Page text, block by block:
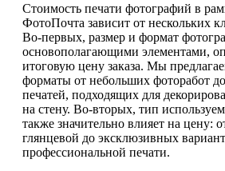
Стоимость печати фотографий в
ФотоПочта зависит от нескольких
Во-первых, размер и формат
основополагающими элементами,
итоговую цену заказа. Мы
форматы от небольших фоторабот
печатей, подходящих для
на стену. Во-вторых, тип
также значительно влияет на цену:
глянцевой до эксклюзивных
профессиональной печати.